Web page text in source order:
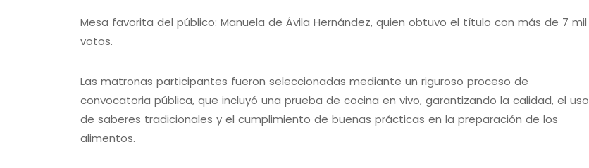
Mesa favorita del público: Manuela de Ávila Hernández, quien obtuvo el título con más de 7 mil
votos.
Las matronas participantes fueron seleccionadas mediante un riguroso proceso de
convocatoria pública, que incluyó una prueba de cocina en vivo, garantizando la calidad, el uso
de saberes tradicionales y el cumplimiento de buenas prácticas en la preparación de los
alimentos.